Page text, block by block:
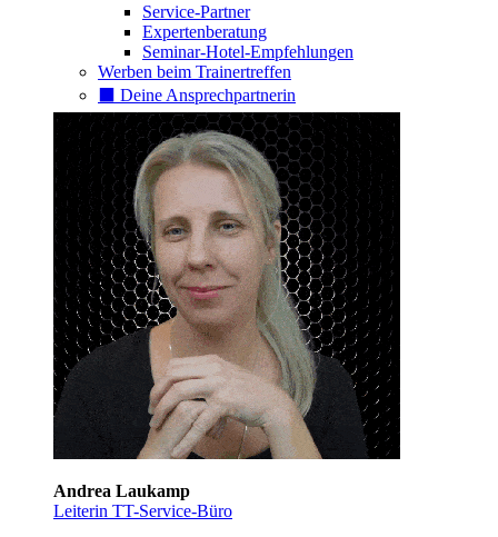
Service-Partner
Expertenberatung
Seminar-Hotel-Empfehlungen
Werben beim Trainertreffen
⬛️ Deine Ansprechpartnerin
Andrea Laukamp
Leiterin TT-Service-Büro